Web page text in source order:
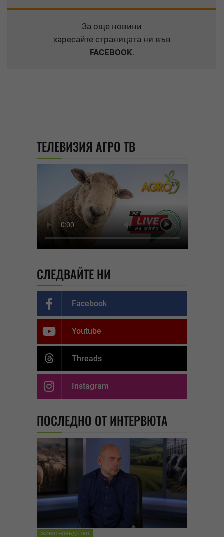
За още новини
харесайте страницата ни във
FACEBOOK.
ТЕЛЕВИЗИЯ АГРО ТВ
СЛЕДВАЙТЕ НИ
Facebook
Youtube
Threads
Instagram
ПОСЛЕДНО ОТ ИНТЕРВЮТА
ЖИВОТНОВЪДСТВО